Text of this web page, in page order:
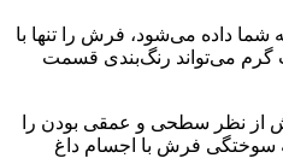
شما داده می‌شود، فرش را تنها با
می‌تواند رنگ‌بندی قسمت
از نظر سطحی و عمقی بودن را
سوختگی فرش با اجسام داغ